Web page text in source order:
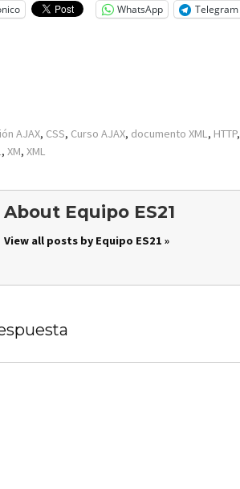
WhatsApp Telegram
AJAX, CSS, Curso AJAX, documento XML, HTTP,
, XM, XML
About Equipo ES21
View all posts by Equipo ES21 »